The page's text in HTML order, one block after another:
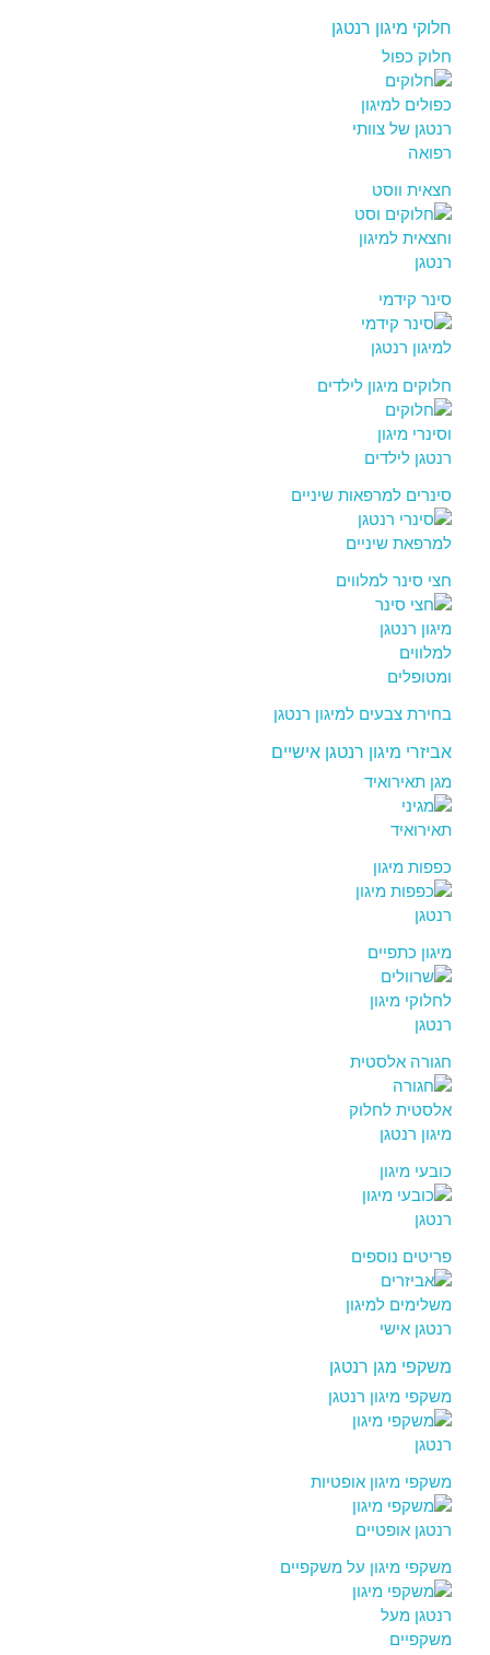
חלוקי מיגון רנטגן
חלוק כפול
חצאית ווסט
סינר קידמי
חלוקים מיגון לילדים
סינרים למרפאות שיניים
חצי סינר למלווים
בחירת צבעים למיגון רנטגן
אביזרי מיגון רנטגן אישיים
מגן תאירואיד
כפפות מיגון
מיגון כתפיים
חגורה אלסטית
כובעי מיגון
פריטים נוספים
משקפי מגן רנטגן
משקפי מיגון רנטגן
משקפי מיגון אופטיות
משקפי מיגון על משקפיים